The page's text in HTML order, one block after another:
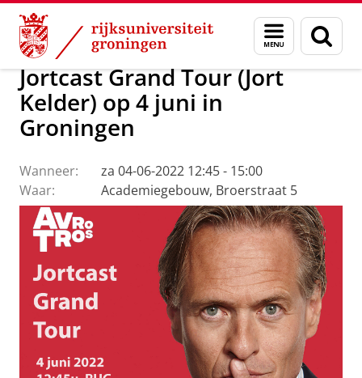
Skip
Content
Skip
Navigation
Menu
en
zoeken
Over ons Actueel Evenementen
Jortcast Grand Tour (Jort
Kelder) op 4 juni in
Groningen
Wanneer:
za 04-06-2022 12:45 - 15:00
Waar:
Academiegebouw, Broerstraat 5